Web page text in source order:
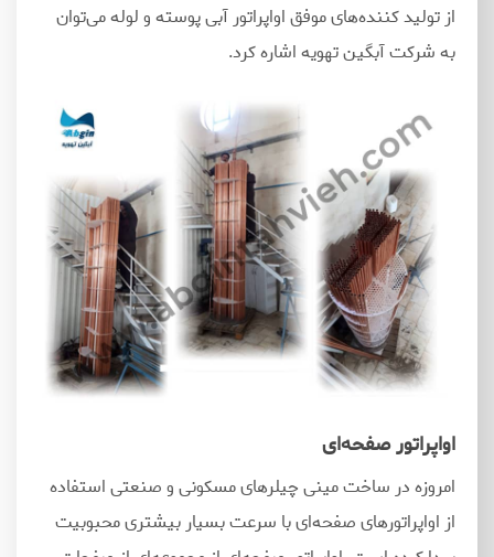
از تولید کنندههای موفق اواپراتور آبی پوسته و لوله میتوان
به شرکت آبگین تهویه اشاره کرد.
اواپراتور صفحه‌ای
امروزه در ساخت مینی چیلرهای مسکونی و صنعتی استفاده
از اواپراتورهای صفحهای با سرعت بسیار بیشتری محبوبیت